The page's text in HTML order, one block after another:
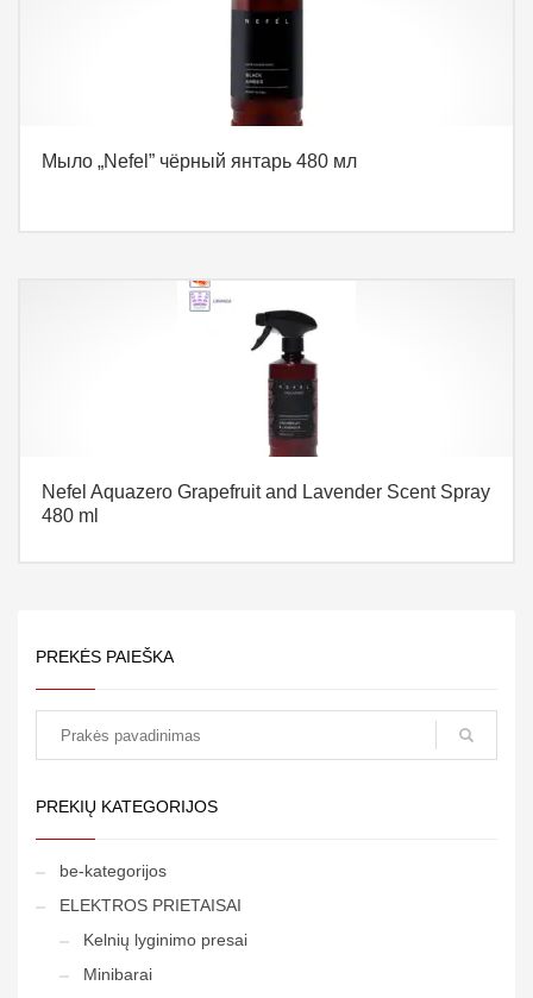
Мыло „Nefel” чёрный янтарь 480 мл
Nefel Aquazero Grapefruit and Lavender Scent Spray
480 ml
PREKĖS PAIEŠKA
PREKIŲ KATEGORIJOS
be-kategorijos
ELEKTROS PRIETAISAI
Kelnių lyginimo presai
Minibarai